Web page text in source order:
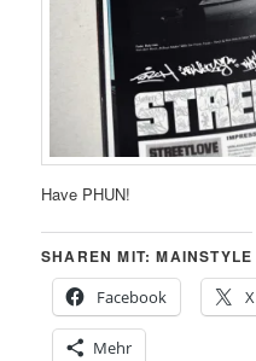
Have PHUN!
SHAREN MIT: MAINSTYLE
Facebook
X
Mehr